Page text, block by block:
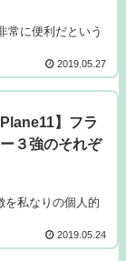
常に便利だという
2019.05.27
】フラ
３強のそれぞ
を私なりの個人的
2019.05.24